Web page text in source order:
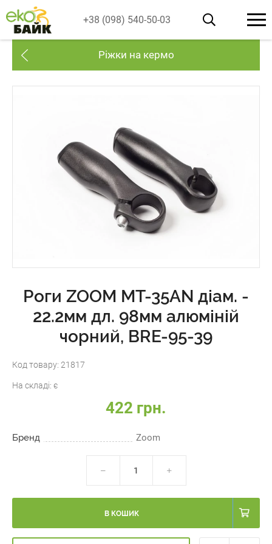
+38 (098) 540-50-03
Ріжки на кермо
Роги ZOOM MT-35AN діам. -
22.2мм дл. 98мм алюміній
чорний, BRE-95-39
Код товару: 21817
На складі: є
422 грн.
Бренд Zoom
В КОШИК